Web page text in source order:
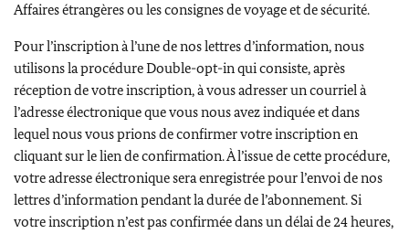
Affaires étrangères ou les consignes de voyage et de sécurité.
Pour l’inscription à l’une de nos lettres d’information, nous
utilisons la procédure Double-opt-in qui consiste, après
réception de votre inscription, à vous adresser un courriel à
l’adresse électronique que vous nous avez indiquée et dans
lequel nous vous prions de confirmer votre inscription en
cliquant sur le lien de confirmation. À l’issue de cette procédure,
votre adresse électronique sera enregistrée pour l’envoi de nos
lettres d’information pendant la durée de l’abonnement. Si
votre inscription n’est pas confirmée dans un délai de 24 heures,